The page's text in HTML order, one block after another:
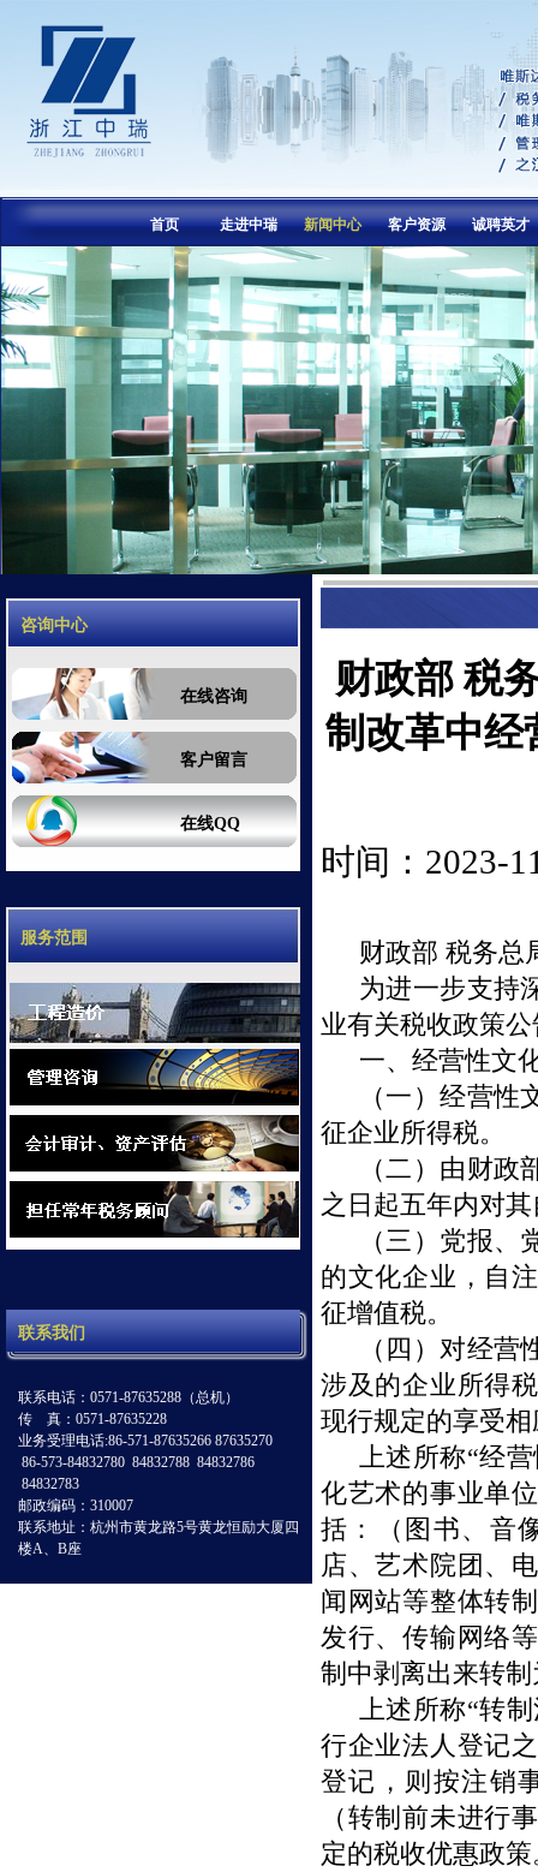
首页 走进中瑞 新闻中心 客户资源 诚聘英才
咨询中心
在线咨询
客户留言
在线QQ
服务范围
联系我们
联系电话：0571-87635288（总机）
传 真：0571-87635228
业务受理电话:86-571-87635266 87635270
86-573-84832780 84832788 84832786
84832783
邮政编码：310007
联系地址：杭州市黄龙路5号黄龙恒励大厦四
楼A、B座
财政部 税
制改革中经
时间：2023-
财政部 税务总
为进一步支持
业有关税收政策
一、经营性文
（一）经营
征企业所得税。
（二）由财
之日起五年内对
（三）党报
的文化企业，自
征增值税。
（四）对经
涉及的企业所得
现行规定的享受
上述所称“经
化艺术的事业单
括：（图书、音
店、艺术院团、
闻网站等整体转
发行、传输网络
制中剥离出来转
上述所称“转
行企业法人登记
登记，则按注销
（转制前未进行
定的税收优惠政策